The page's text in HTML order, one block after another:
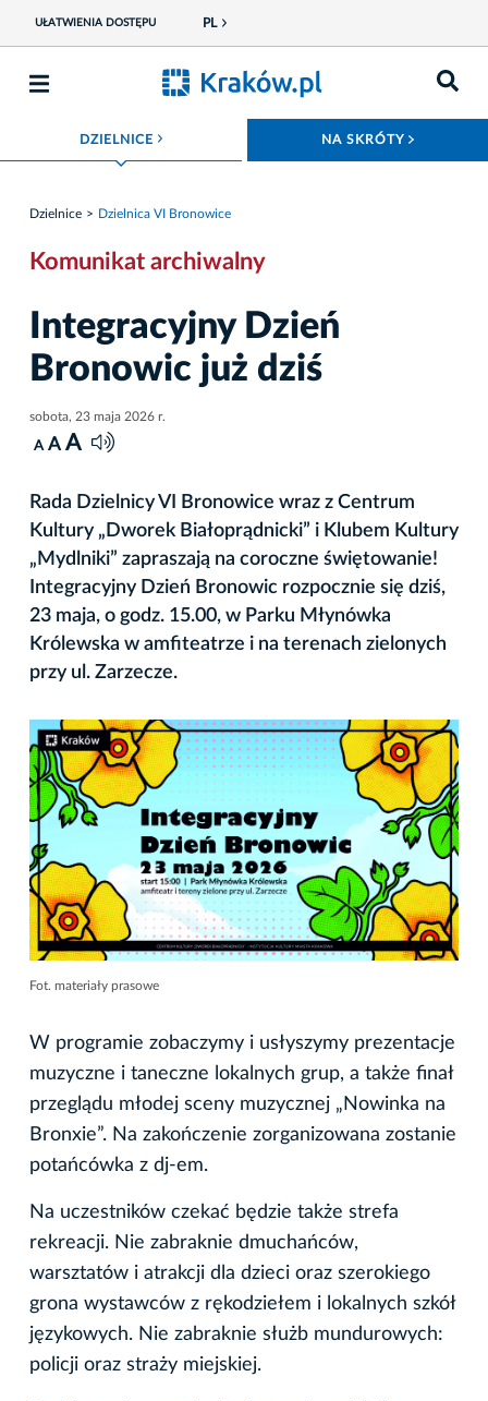
UŁATWIENIA DOSTĘPU PL
DZIELNICE ROZWIŃ MENU NA SKRÓTY
Dzielnice Dzielnica VI Bronowice
Komunikat archiwalny
Integracyjny Dzień
Bronowic już dziś
sobota, 23 maja 2026 r.
A A A
Rada Dzielnicy VI Bronowice wraz z Centrum
Kultury „Dworek Białoprądnicki” i Klubem Kultury
„Mydlniki” zapraszają na coroczne świętowanie!
Integracyjny Dzień Bronowic rozpocznie się dziś,
23 maja, o godz. 15.00, w Parku Młynówka
Królewska w amfiteatrze i na terenach zielonych
przy ul. Zarzecze.
Fot. materiały prasowe
W programie zobaczymy i usłyszymy prezentacje
muzyczne i taneczne lokalnych grup, a także finał
przeglądu młodej sceny muzycznej „Nowinka na
Bronxie”. Na zakończenie zorganizowana zostanie
potańcówka z dj-em.
Na uczestników czekać będzie także strefa
rekreacji. Nie zabraknie dmuchańców,
warsztatów i atrakcji dla dzieci oraz szerokiego
grona wystawców z rękodziełem i lokalnych szkół
językowych. Nie zabraknie służb mundurowych:
policji oraz straży miejskiej.